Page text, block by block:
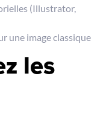
(Illustrator,
une image classique
les